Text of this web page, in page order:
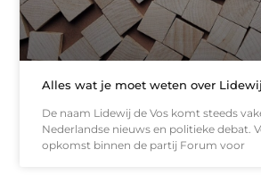
Alles wat je moet weten over
De naam Lidewij de Vos komt steeds
Nederlandse nieuws en politieke debat.
opkomst binnen de partij Forum voor